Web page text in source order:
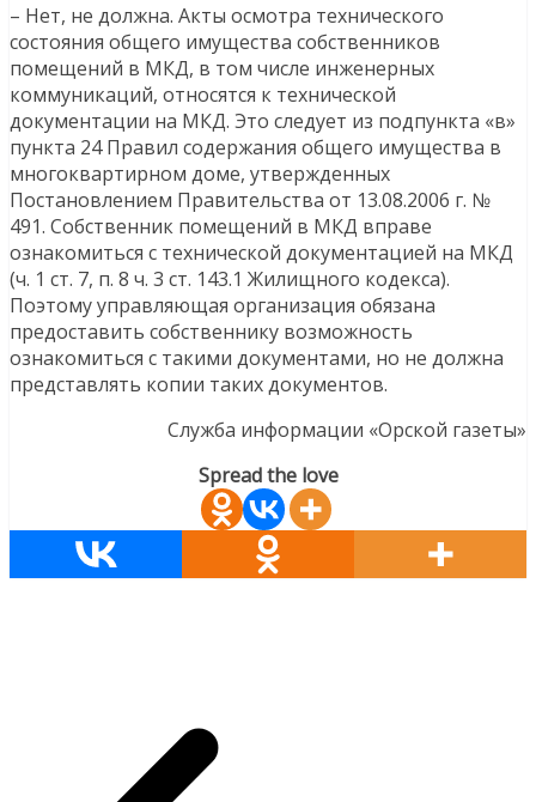
– Нет, не должна. Акты осмотра технического
состояния общего имущества собственников
помещений в МКД, в том числе инженерных
коммуникаций, относятся к технической
документации на МКД. Это следует из подпункта «в»
пункта 24 Правил содержания общего имущества в
многоквартирном доме, утвержденных
Постановлением Правительства от 13.08.2006 г. №
491. Собственник помещений в МКД вправе
ознакомиться с технической документацией на МКД
(ч. 1 ст. 7, п. 8 ч. 3 ст. 143.1 Жилищного кодекса).
Поэтому управляющая организация обязана
предоставить собственнику возможность
ознакомиться с такими документами, но не должна
представлять копии таких документов.
Служба информации «Орской газеты»
Spread the love